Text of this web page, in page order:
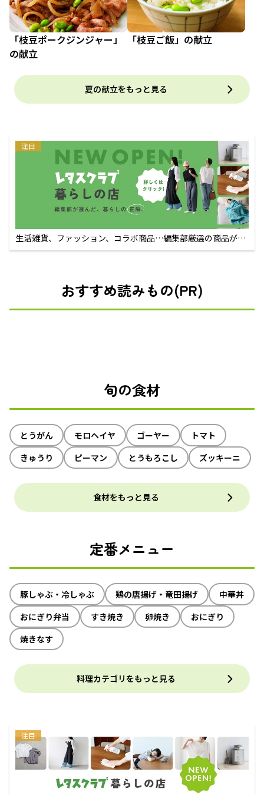
「枝豆ポークジンジャー」
の献立
「枝豆ご飯」の献立
夏の献立をもっと見る
注目
生活雑貨、ファッション、コラボ商品…編集部厳選の商品が買
えるECサイト
おすすめ読みもの(PR)
旬の食材
とうがん モロヘイヤ ゴーヤー
トマト
きゅうり
ピーマン とうもろこし ズッキーニ
食材をもっと見る
定番メニュー
豚しゃぶ・冷しゃぶ 鶏の唐揚げ・竜田揚げ
中華丼
おにぎり弁当
すき焼き 卵焼き
おにぎり
焼きなす
料理カテゴリをもっと見る
注目